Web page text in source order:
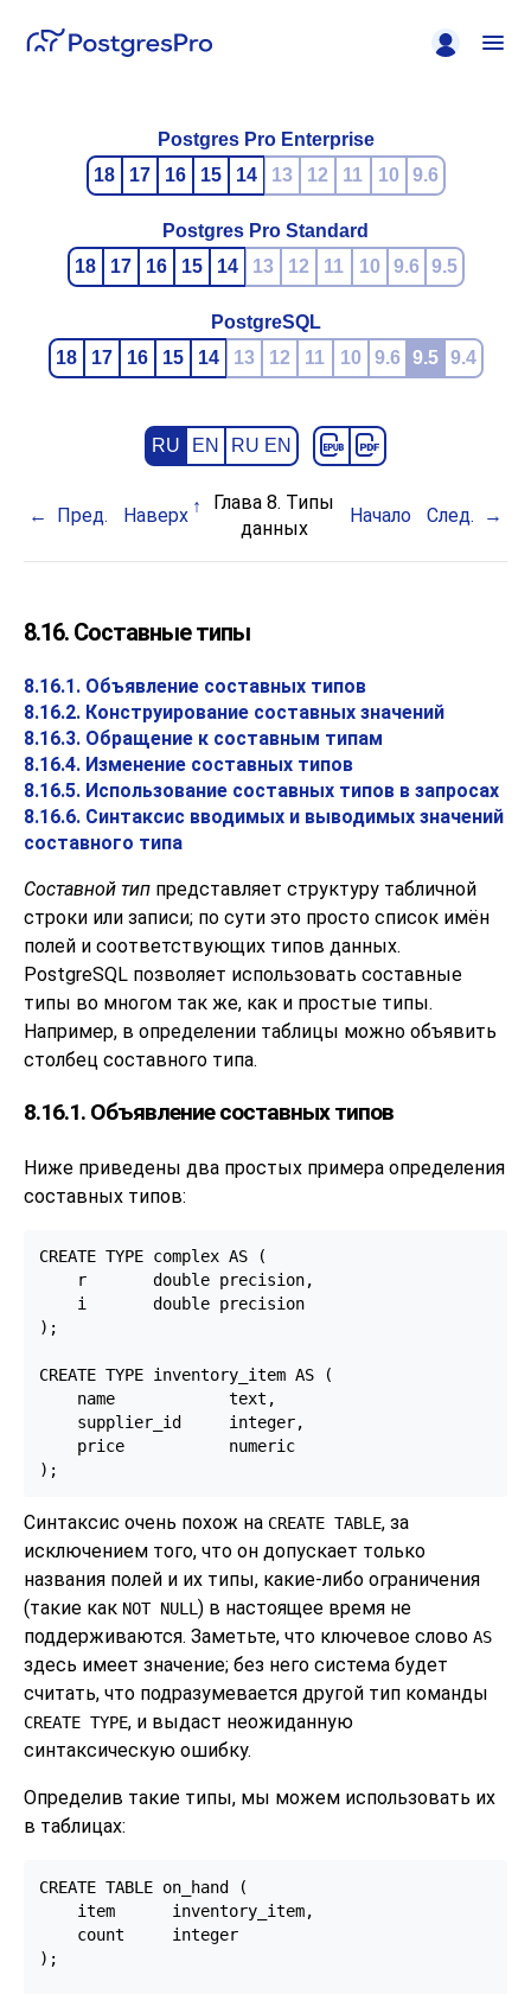
Postgres Pro Enterprise
18
17 16 15 14 13 12 11 10 9.6
Postgres Pro Standard
18
17 16 15 14 13 12 11 10 9.6 9.5
PostgreSQL
18
17 16 15 14 13 12 11 10 9.6 9.5 9.4
RU EN RU EN
Пред. Наверх
Глава 8. Типы
данных
Начало След.
8.16. Составные типы
8.16.1. Объявление составных типов
8.16.2. Конструирование составных значений
8.16.3. Обращение к составным типам
8.16.4. Изменение составных типов
8.16.5. Использование составных типов в запросах
8.16.6. Синтаксис вводимых и выводимых значений
составного типа
Составной тип представляет структуру табличной
строки или записи; по сути это просто список имён
полей и соответствующих типов данных.
PostgreSQL позволяет использовать составные
типы во многом так же, как и простые типы.
Например, в определении таблицы можно объявить
столбец составного типа.
8.16.1. Объявление составных типов
Ниже приведены два простых примера определения
составных типов:
CREATE TYPE complex AS (
    r       double precision,
    i       double precision
);
CREATE TYPE inventory_item AS (
    name            text,
    supplier_id     integer,
    price           numeric
);
Синтаксис очень похож на CREATE TABLE, за
исключением того, что он допускает только
названия полей и их типы, какие-либо ограничения
(такие как NOT NULL ) в настоящее время не
поддерживаются. Заметьте, что ключевое слово AS
здесь имеет значение; без него система будет
считать, что подразумевается другой тип команды
CREATE TYPE, и выдаст неожиданную
синтаксическую ошибку.
Определив такие типы, мы можем использовать их
в таблицах:
CREATE TABLE on_hand (
    item      inventory_item,
    count     integer
);